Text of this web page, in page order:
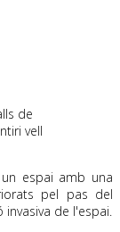
de
vell
espai amb una
pel pas del
de l'espai.